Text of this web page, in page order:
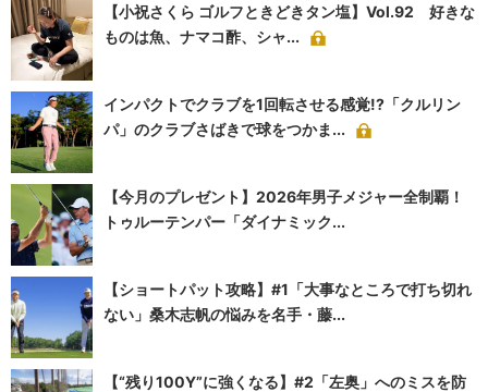
【小祝さくら ゴルフときどきタン塩】Vol.92 好きな
ものは魚、ナマコ酢、シャ...
インパクトでクラブを1回転させる感覚!?「クルリン
パ」のクラブさばきで球をつかま...
【今月のプレゼント】2026年男子メジャー全制覇！
トゥルーテンパー「ダイナミック...
【ショートパット攻略】#1「大事なところで打ち切れ
ない」桑木志帆の悩みを名手・藤...
【“残り100Y”に強くなる】#2「左奥」へのミスを防